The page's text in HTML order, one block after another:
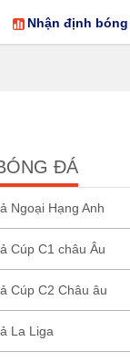
Nhận định
ĐÁ
Ngoại Hạng Anh
Cúp C1 châu Âu
Cúp C2 Châu âu
La Liga